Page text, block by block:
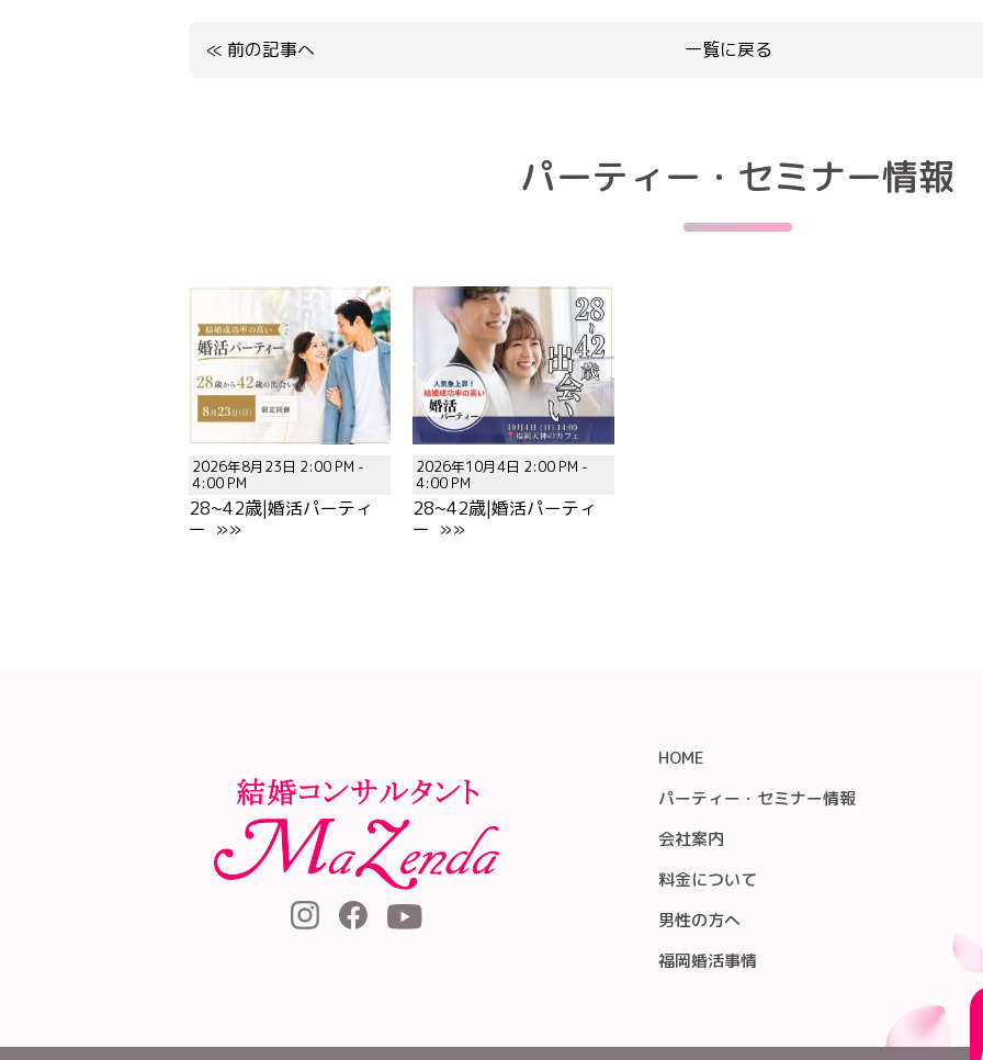
≪ 前の記事へ 一覧に戻る
パーティー・セミナー情報
2026年8月23日 2:00 PM -
4:00 PM
28~42歳|婚活パーティ
ー »»
2026年10月4日 2:00 PM -
4:00 PM
28~42歳|婚活パーティ
ー »»
HOME
パーティー・セミナー情報
会社案内
料金について
男性の方へ
福岡婚活事情